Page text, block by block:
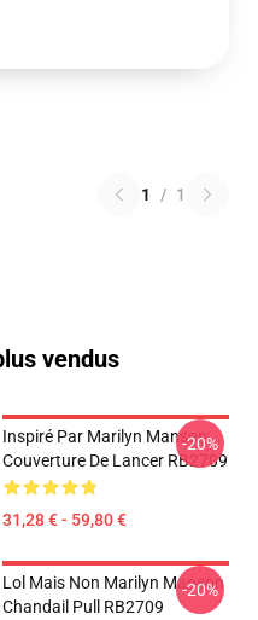
1 / 1
vendus
Inspiré Par Marilyn Manson
Couverture De Lancer RB2709
31,28 € - 59,80 €
-20%
Lol Mais Non Marilyn Manson
Chandail Pull RB2709
-20%